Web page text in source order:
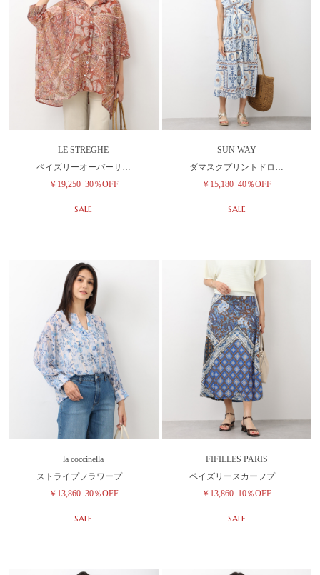
LE STREGHE
ペイズリーオーバーサ…
￥19,250 30％OFF
SALE
SUN WAY
ダマスクプリントドロ…
￥15,180 40％OFF
SALE
la coccinella
ストライプフラワープ…
￥13,860 30％OFF
SALE
FIFILLES PARIS
ペイズリースカーフプ…
￥13,860 10％OFF
SALE